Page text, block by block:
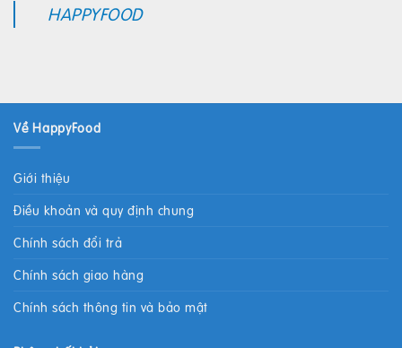
HAPPYFOOD
Về HappyFood
Giới thiệu
Điều khoản và quy định chung
Chính sách đổi trả
Chính sách giao hàng
Chính sách thông tin và bảo mật